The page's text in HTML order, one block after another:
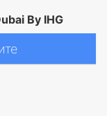
By IHG